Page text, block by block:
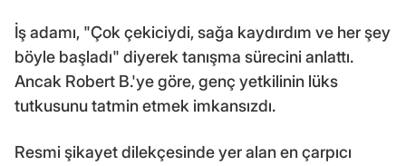
İş adamı, "Çok çekiciydi, sağa kaydırdım ve her şey
böyle başladı" diyerek tanışma sürecini anlattı.
Ancak Robert B.'ye göre, genç yetkilinin lüks
tutkusunu tatmin etmek imkansızdı.
Resmi şikayet dilekçesinde yer alan en çarpıcı